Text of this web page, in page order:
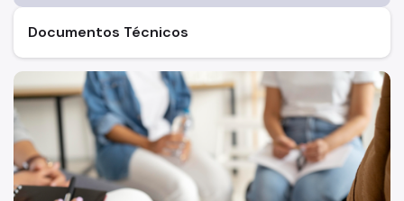
Pessoa em Situação de Rua
Pessoa em Situação de Violência
Pessoa Idosa
População Negra
Documentos Técnicos